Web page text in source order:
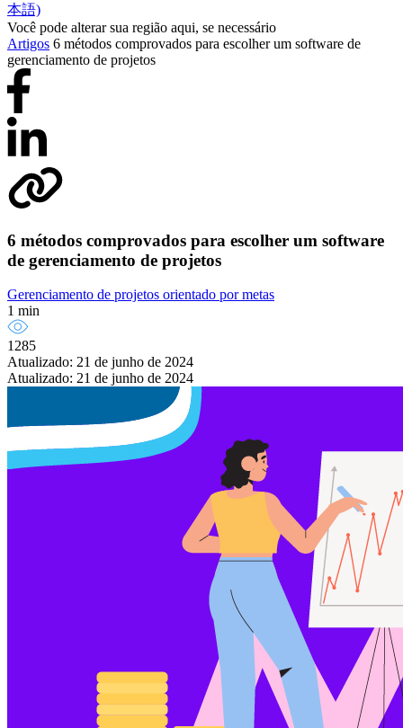
本語)
Você pode alterar sua região aqui, se necessário
Artigos 6 métodos comprovados para escolher um software de
gerenciamento de projetos
6 métodos comprovados para escolher um software
de gerenciamento de projetos
Gerenciamento de projetos orientado por metas
1 min
1285
Atualizado: 21 de junho de 2024
Atualizado: 21 de junho de 2024